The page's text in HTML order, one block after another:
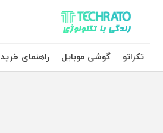
تکراتو – زندگی با تکنولوژی
تکراتو
گوشی موبایل راهنمای خرید